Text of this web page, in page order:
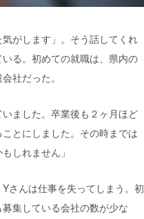
がします」。そう話してくれ
る。初めての就職は、県内の
社だった。
ました。卒業後も ２ ヶ月ほど
とにしました。その時までは
しれません」
さんは仕事を失ってしまう。初
集している会社の数が少な